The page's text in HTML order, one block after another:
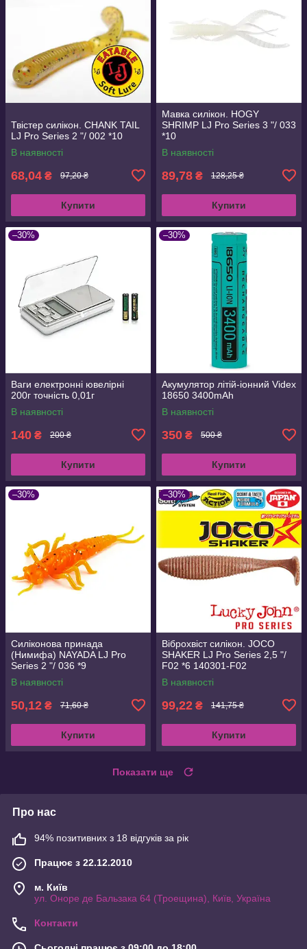
Твістер силікон. CHANK TAIL
LJ Pro Series 2 "/ 002 *10
В наявності
68,04 ₴ 97,20 ₴
Купити
Мавка силікон. HOGY
SHRIMP LJ Pro Series 3 "/ 033
*10
В наявності
89,78 ₴ 128,25 ₴
Купити
–30%
Ваги електронні ювелірні
200г точність 0,01г
В наявності
140 ₴ 200 ₴
Купити
–30%
Акумулятор літій-іонний Videx
18650 3400mAh
В наявності
350 ₴ 500 ₴
Купити
–30%
Силіконова принада
(Нимифа) NAYADA LJ Pro
Series 2 "/ 036 *9
В наявності
50,12 ₴ 71,60 ₴
Купити
–30%
Віброхвіст силікон. JOCO
SHAKER LJ Pro Series 2,5 "/
F02 *6 140301-F02
В наявності
99,22 ₴ 141,75 ₴
Купити
Показати ще
Про нас
94% позитивних з 18 відгуків за рік
Працює з 22.12.2010
м. Київ
ул. Оноре де Бальзака 64 (Троещина), Київ, Україна
Контакти